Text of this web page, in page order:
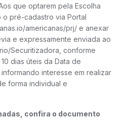
que optarem pela Escolha
pré-cadastro via Portal
americanas/prj/ e anexar
e expressamente enviada ao
Securitizadora, conforme
dias úteis da Data de
interesse em realizar
forma individual e
confira o documento